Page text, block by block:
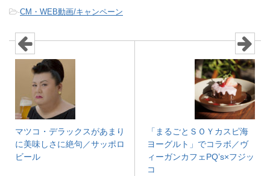
-CM・WEB動画/キャンペーン
マツコ・デラックスがあまり
に美味しさに絶句／サッポロ
ビール
「まるごとＳＯＹカスピ海
ヨーグルト」でコラボ／ヴ
ィーガンカフェPQ’s×フジッ
コ